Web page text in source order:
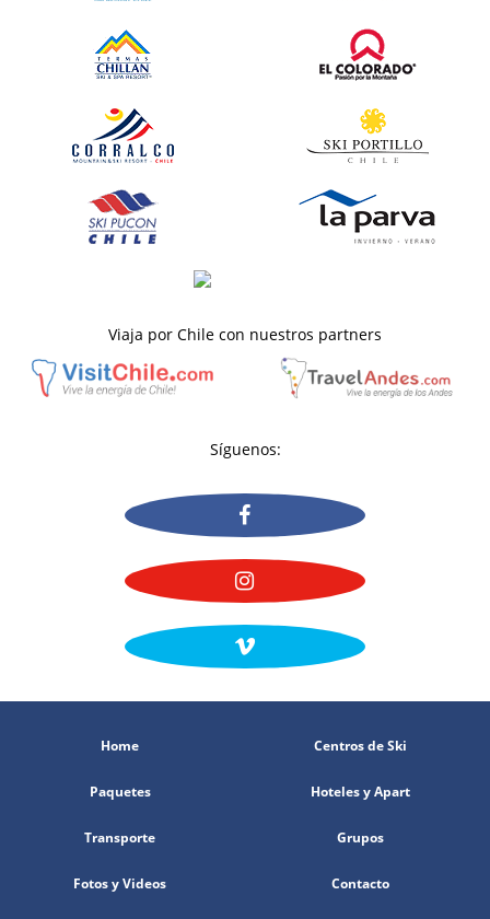
Viaja por Chile con nuestros partners
Síguenos:
Home Centros de Ski
Paquetes Hoteles y Apart
Transporte Grupos
Fotos y Videos Contacto